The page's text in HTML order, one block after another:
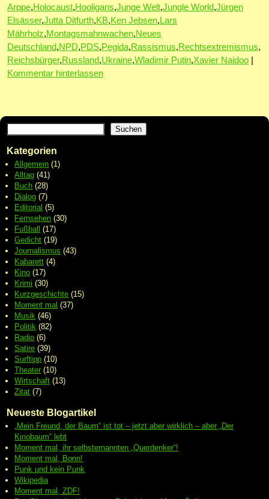
Arppe,Holocaust,Hooligans,Junge Welt,Jungle World,Jürgen
Elsässer,Jutta Ditfurth,KB,Ken Jebsen,Lars
Mährholz,Montagsmahnwachen,Neues
Deutschland,NPD,PDS,Pegida,Rassismus,Rechtsextremismus,
Reichsbürger,Russland,Ukraine,Wladimir Putin,Xavier Naidoo
Kommentar hinterlassen
Suchen
Kategorien
Allgemein (1)
Alltag (41)
Buch (28)
Dialog (7)
Editorial (5)
Fernsehen (30)
Fußball
(17)
Gedicht (19)
Journalismus (43)
Kabarett (4)
Kino (17)
Krimi (30)
Kurzgeschichte (15)
Moment mal (37)
Musik (46)
Politik (82)
Radio (6)
Satire (39)
Surftipp (10)
Theater (10)
Wirtschaft (13)
Zitat (7)
Neueste Blogartikel
„Mein Freund, der Baum“ ist tot – jetzt aber wirklich – aber „Der
Kinobaum“ lebt
Moment mal, ihr selbsternannten „Querdenker“!
Moment mal, Bonn!
Punk und kein Punk
Wikipedia
Moment mal, ZDF!